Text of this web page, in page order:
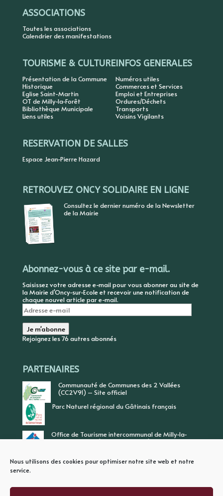
Nous utilisons des cookies pour optimiser notre site web et notre
service.
ASSOCIATIONS
Toutes les associations
Calendrier des manifestations
TOURISME & CULTURE
Présentation de la Commune
Historique
Eglise Saint-Martin
OT de Milly-la-Forêt
Bibliothèque Municipale
Liens utiles
INFOS GENERALES
Numéros utiles
Commerces et Services
Emploi et Entreprises
Ordures/Déchets
Transports
Voisins Vigilants
RESERVATION DE SALLES
Espace Jean-Pierre Hazard
RETROUVEZ ONCY SOLIDAIRE EN LIGNE
Consultez le dernier numéro de la Newsletter
de la Mairie
Abonnez-vous à ce site par e-mail.
Saisissez votre adresse e-mail pour vous abonner au site de
la Mairie d'Oncy-sur-Ecole et recevoir une notification de
chaque nouvel article par e-mail.
Adresse
e-
mail
Je m'abonne
Rejoignez les 76 autres abonnés
PARTENAIRES
Communauté de Communes des 2 Vallées
(CC2V91) – Site officiel
Parc Naturel régional du Gâtinais français
Office de Tourisme intercommunal de Milly-la-
Forêt, Vallée de l’Ecole, Vallée de l’Essonne